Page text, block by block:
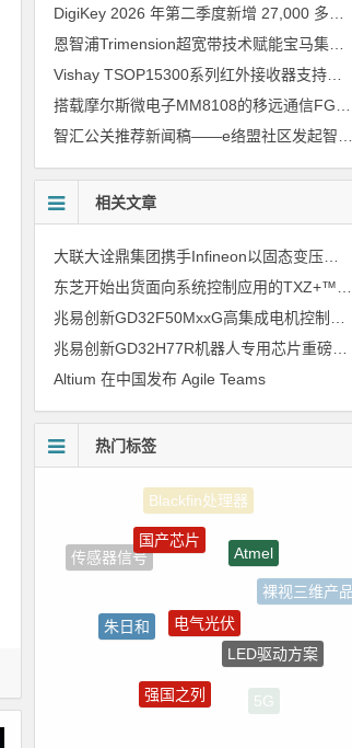
恩智浦Trimension超宽带技术赋能宝马集团Digital Key Plus及生命体存在检测功能
Vishay TSOP15300系列红外接收器支持所有主流遥控代码
相关文章
大联大诠鼎集团携手Infineon以固态变压器重构配电效率新标杆
兆易创新GD32H77R机器人专用芯片重磅亮相，精准赋能伺服驱动与关节控制
Altium 在中国发布 Agile Teams
热门标签
传感器信号
国产芯片
Atmel
裸视三维产品
朱日和
LED驱动方案
5G
强国之列